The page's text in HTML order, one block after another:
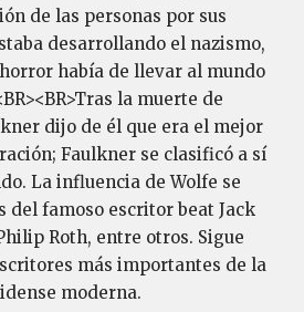
de las personas por sus
desarrollando el nazismo,
había de llevar al mundo
la muerte de
dijo de él que era el mejor
Faulkner se clasificó a sí
La influencia de Wolfe se
del famoso escritor beat Jack
Roth, entre otros. Sigue
más importantes de la
moderna.